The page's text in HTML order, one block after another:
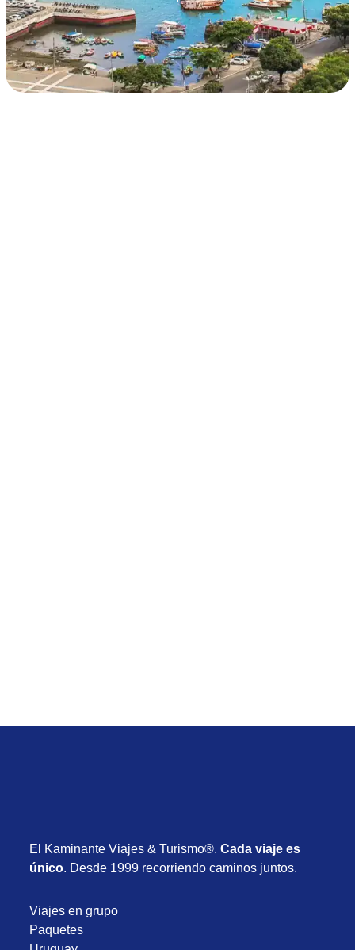
El Kaminante Viajes & Turismo®.Cada viaje es
único. Desde 1999 recorriendo caminos juntos.
Viajes en grupo
Paquetes